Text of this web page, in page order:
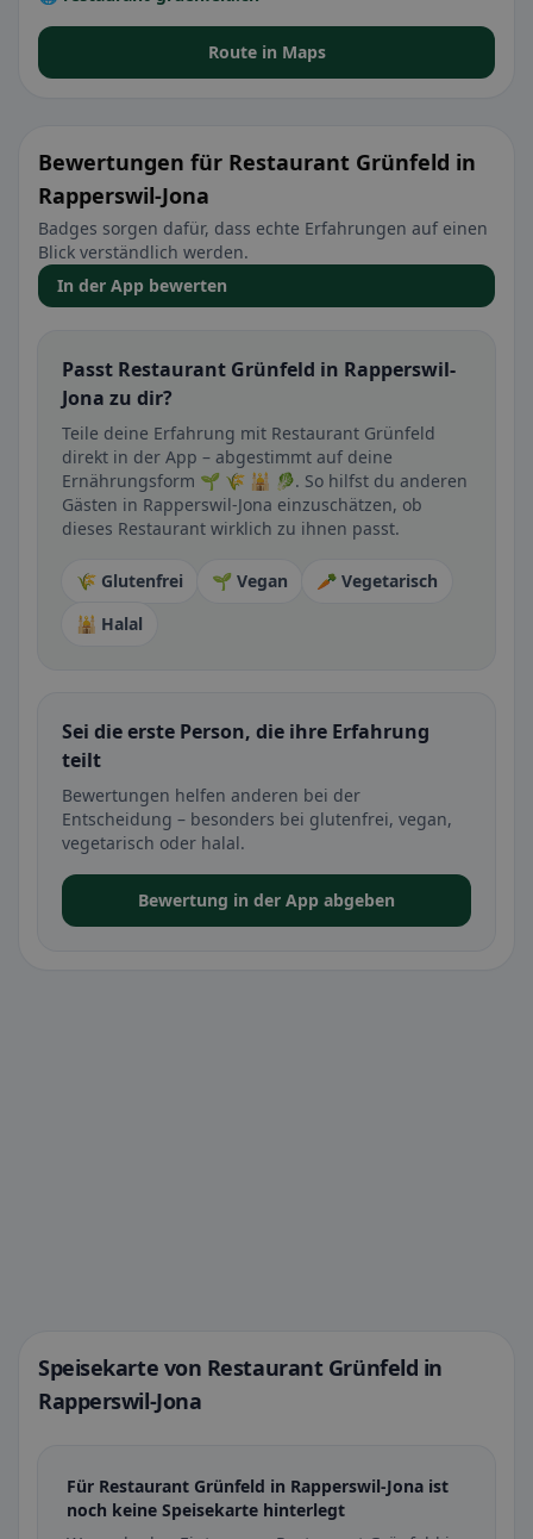
Route in Maps
Bewertungen für Restaurant Grünfeld in
Rapperswil-Jona
Badges sorgen dafür, dass echte Erfahrungen auf einen
Blick verständlich werden.
In der App bewerten
Passt Restaurant Grünfeld in Rapperswil-
Jona zu dir?
Teile deine Erfahrung mit Restaurant Grünfeld
direkt in der App – abgestimmt auf deine
Ernährungsform 🌱 🌾 🕌 🥬. So hilfst du anderen
Gästen in Rapperswil-Jona einzuschätzen, ob
dieses Restaurant wirklich zu ihnen passt.
🌾 Glutenfrei 🌱 Vegan
🥕 Vegetarisch
🕌 Halal
Sei die erste Person, die ihre Erfahrung
teilt
Bewertungen helfen anderen bei der
Entscheidung – besonders bei glutenfrei, vegan,
vegetarisch oder halal.
Bewertung in der App abgeben
Speisekarte von Restaurant Grünfeld in
Rapperswil-Jona
Für Restaurant Grünfeld in Rapperswil-Jona ist
noch keine Speisekarte hinterlegt